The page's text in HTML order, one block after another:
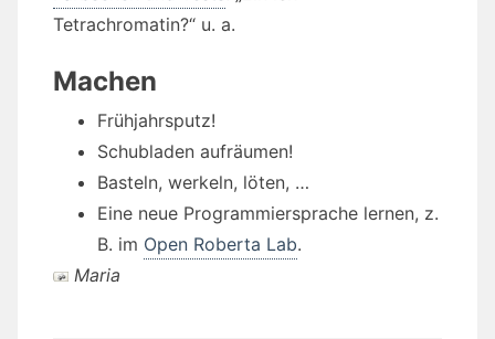
Tetrachromatin?“ u. a.
Machen
Frühjahrsputz!
Schubladen aufräumen!
Basteln, werkeln, löten, …
Eine neue Programmiersprache lernen, z.
B. im Open Roberta Lab.
Maria